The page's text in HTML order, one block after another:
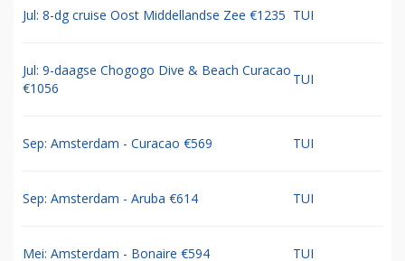
Jul: 8-dg cruise Oost Middellandse Zee €1235 TUI
Jul: 9-daagse Chogogo Dive & Beach Curacao
€1056
TUI
Sep: Amsterdam - Curacao €569 TUI
Sep: Amsterdam - Aruba €614 TUI
Mei: Amsterdam - Bonaire €594 TUI